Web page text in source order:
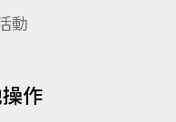
動
作